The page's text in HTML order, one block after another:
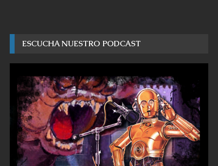
ESCUCHA NUESTRO PODCAST